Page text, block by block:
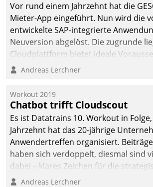
Vor rund einem Jahrzehnt hat die
Mieter-App eingeführt. Nun wird die
entwickelte SAP-integrierte
Neuversion abgelöst. Die zugrunde
Cloudplattform bietet ideale
die Funktionalität der App zu
integrieren.
Andreas Lerchner
Workout 2019
Chatbot trifft Cloudscout
Es ist Datatrains 10. Workout in
Jahrzehnt hat das 20-jährige
Anwendertreffen organisiert.
haben sich verdoppelt, diesmal sind
dabei – klares Zeichen für die
Fokussierung auf den Kunden.
Andreas Lerchner